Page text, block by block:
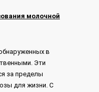
молочной
в
Эти
за пределы
для жизни. С